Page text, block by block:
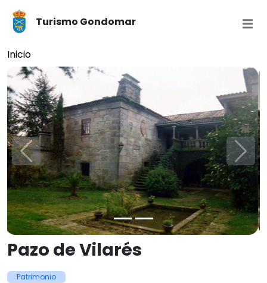
Turismo Gondomar
Inicio
Anterior A
Pazo de Vilarés
Patrimonio